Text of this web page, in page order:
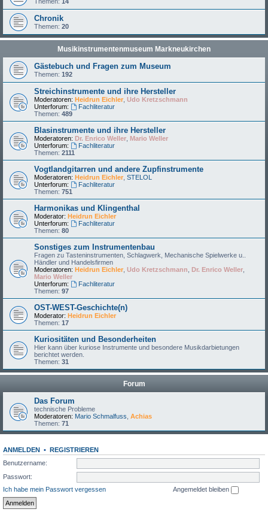
Chronik
Themen: 20
Musikinstrumentenmuseum Markneukirchen
Gästebuch und Fragen zum Museum
Themen: 192
Streichinstrumente und ihre Hersteller
Moderatoren: Heidrun Eichler Udo Kretzschmann
Unterforum:
Fachliteratur
Themen: 489
Blasinstrumente und ihre Hersteller
Moderatoren: Dr. Enrico Weller Mario Weller
Unterforum:
Fachliteratur
Themen: 2111
Vogtlandgitarren und andere Zupfinstrumente
Moderatoren: Heidrun Eichler STELOL
Unterforum:
Fachliteratur
Themen: 751
Harmonikas und Klingenthal
Moderator: Heidrun Eichler
Unterforum:
Fachliteratur
Themen: 80
Sonstiges zum Instrumentenbau
Fragen zu Tasteninstrumenten, Schlagwerk, Mechanische Spielwerke u..
Händler und Handelsfirmen
Moderatoren: Heidrun Eichler Udo Kretzschmann Dr. Enrico Weller
Mario Weller
Unterforum:
Fachliteratur
Themen: 97
OST-WEST-Geschichte(n)
Moderator: Heidrun Eichler
Themen: 17
Kuriositäten und Besonderheiten
Hier kann über kuriose Instrumente und besondere Musikdarbietungen
berichtet werden.
Themen: 31
Forum
Das Forum
technische Probleme
Moderatoren: Mario Schmalfuss Achias
Themen: 71
ANMELDEN • REGISTRIEREN
Benutzername:
Passwort:
Ich habe mein Passwort vergessen
Angemeldet bleiben